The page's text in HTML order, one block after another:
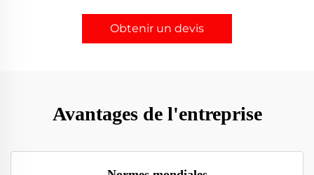
Obtenir un devis
Avantages de l'entreprise